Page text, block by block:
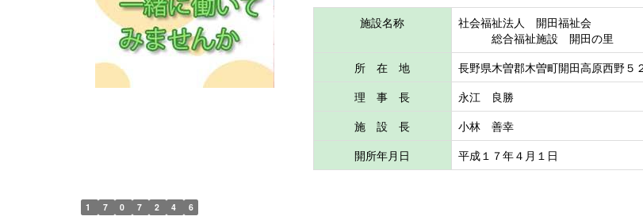
施設名称
社会福祉法人 開田福祉会
総合福祉施設 開田の里
所 在 地
長野県木曽郡木曽町開田高原西野５
理 事 長
永江 良勝
施 設 長
小林 善幸
開所年月日
平成１７年４月１日
1 7 0 7 2 4 6